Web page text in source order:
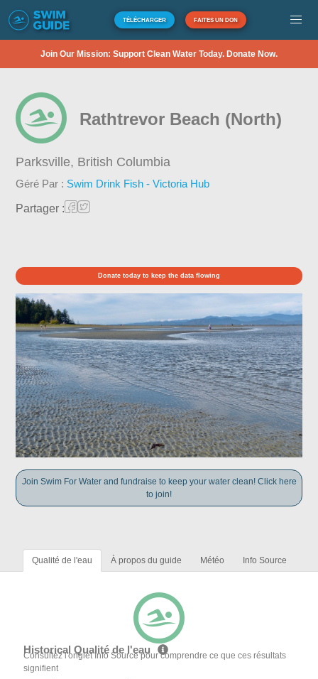
TÉLÉCHARGER FAITES UN DON
Join Our Mission: Support Clean Water Today. Donate Now.
Rathtrevor Beach (North)
Parksville, British Columbia
Géré Par : Swim Drink Fish - Victoria Hub
Partager :
Donate today to keep the data flowing
Join Swim For Water and fundraise to keep your water clean! Click here
to join!
Qualité de l'eau À propos du guide Météo Info Source
Historical Qualité de l'eau
Consultez l'onglet Info Source pour comprendre ce que ces résultats
signifient